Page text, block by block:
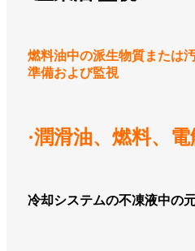
燃料油中の派生物質または
準備および監視
·潤滑油、燃料、
冷却システムの不凍液中の